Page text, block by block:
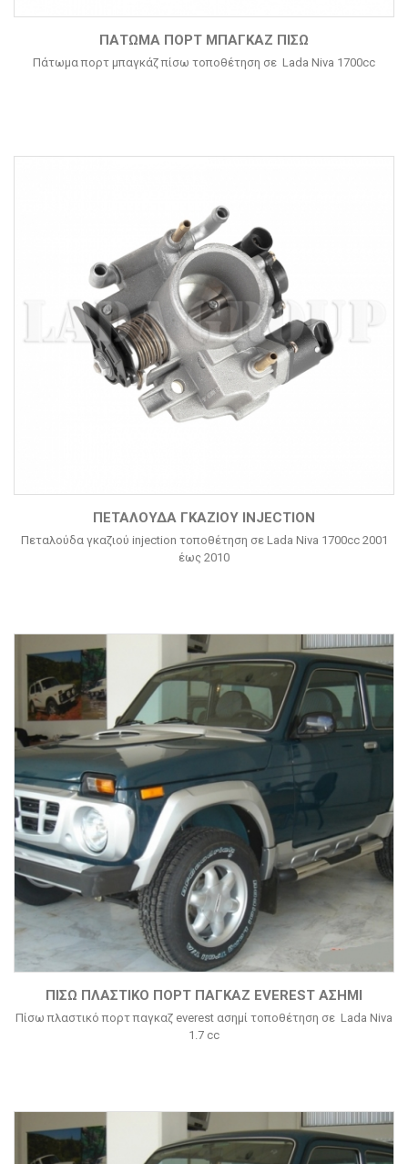
ΠΆΤΩΜΑ ΠΟΡΤ ΜΠΑΓΚΆΖ ΠΊΣΩ
Πάτωμα πορτ μπαγκάζ πίσω τοποθέτηση σε Lada Niva 1700cc
ΠΕΤΑΛΟΎΔΑ ΓΚΑΖΙΟΎ INJECTION
Πεταλούδα γκαζιού injection τοποθέτηση σε Lada Niva 1700cc 2001
έως 2010
ΠΊΣΩ ΠΛΑΣΤΙΚΌ ΠΟΡΤ ΠΑΓΚΑΖ EVEREST ΑΣΗΜΊ
Πίσω πλαστικό πορτ παγκαζ everest ασημί τοποθέτηση σε Lada Niva
1.7 cc